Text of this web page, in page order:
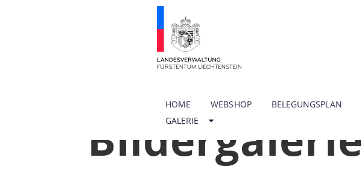
HOME WEBSHOP BELEGUNGSPLAN
GALERIE
Bildergalerie